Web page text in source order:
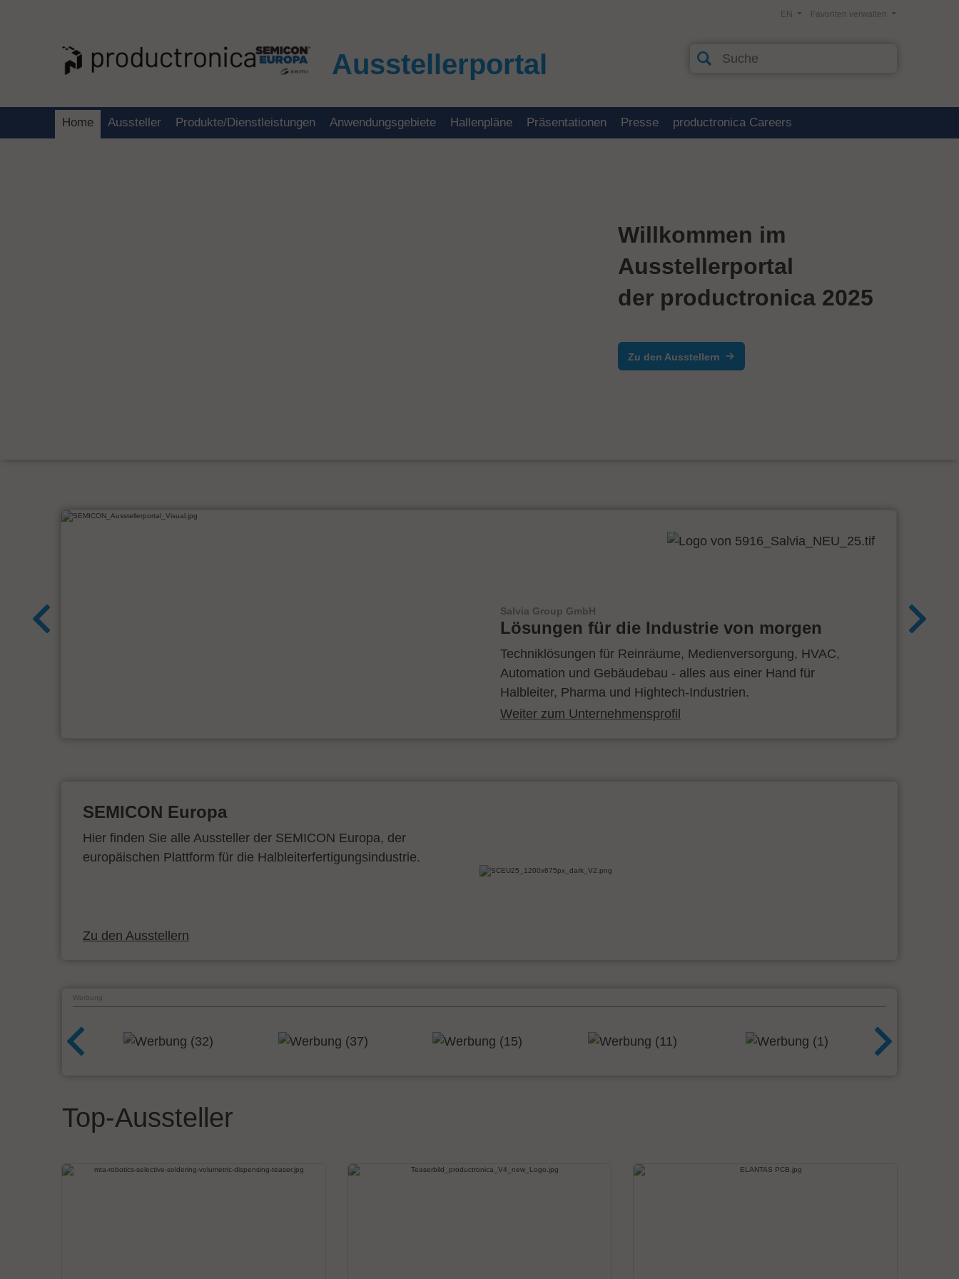
Ausstellerportal
Favoriten verwalten
EN
Home Aussteller Produkte/Dienstleistungen Anwendungsgebiete Hallenpläne Präsentationen Presse productronica Careers
Willkommen im
Ausstellerportal
der productronica 2025
Zu den Ausstellern
Salvia Group GmbH
Lösungen für die Industrie von morgen
Techniklösungen für Reinräume, Medienversorgung, HVAC,
Automation und Gebäudebau - alles aus einer Hand für
Halbleiter, Pharma und Hightech-Industrien.
Weiter zum Unternehmensprofil
SEMICON Europa
Hier finden Sie alle Aussteller der SEMICON Europa, der
europäischen Plattform für die Halbleiterfertigungsindustrie.
Zu den Ausstellern
Werbung
Top-Aussteller